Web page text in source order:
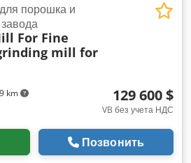
km
порошка и
For Fine
mill for
129 600 $
VB без учета НДС
Позвонить